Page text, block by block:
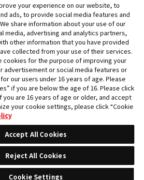
Toei Animation
et données de ce site web ne peuvent être
utilisées sur ce site peuvent différer du
est encore en cours de développement.
sont des marques commerciales d'Apple
ou dans la région concernée. App Store
d'Apple Inc.
Google Play sont des marques commerciales
de Google LLC.
your experience on our website, to
ads, to provide social media features and
share information about your use of our
media, advertising and analytics partners,
other information that you have provided
collected from your use of their services.
cookies for the purpose of improving your
advertisement or social media features or
our users under 16 years of age. Please
if you are below the age of 16. Please click
you are 16 years of age or older, and accept
your cookie settings, please click “Cookie
Accept All Cookies
Reject All Cookies
Cookie Settings